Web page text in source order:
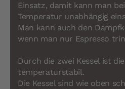
Einsatz, damit kann man
Temperatur unabhängig
Man kann auch den
wenn man nur Espresso
Durch die zwei Kessel ist
temperaturstabil.
Die Kessel sind wie oben